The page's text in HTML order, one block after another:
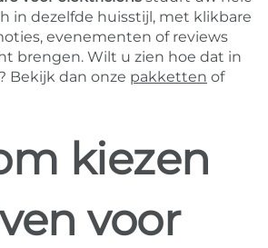
in dezelfde huisstijl, met klikbare
evenementen of reviews
brengen. Wilt u zien hoe dat in
Bekijk dan onze pakketten of
kiezen
voor